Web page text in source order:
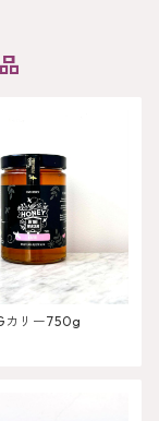
カリー750g